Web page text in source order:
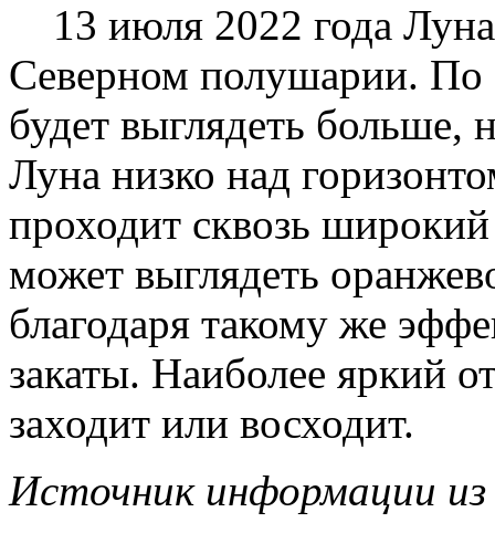
13 июля 2022 года Луна
Северном полушарии. По
будет выглядеть больше,
Луна низко над
проходит сквозь
может выглядеть
благодаря такому же
закаты. Наиболее яркий
заходит или восходит.
Источник информации